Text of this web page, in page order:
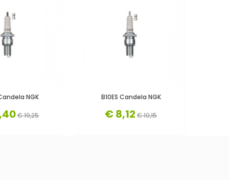
NGK
€ 19,25
B10ES Candela NGK
€ 8,12 € 10,15